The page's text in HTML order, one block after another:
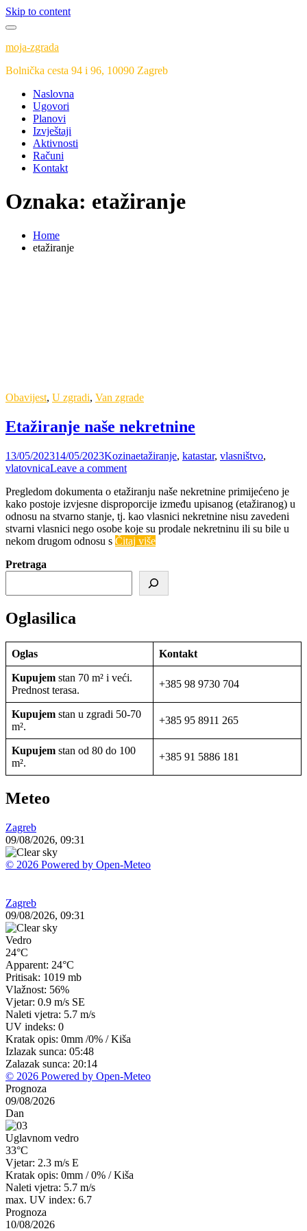
Skip to content
moja-zgrada
Bolnička cesta 94 i 96, 10090 Zagreb
Naslovna
Ugovori
Planovi
Izvještaji
Aktivnosti
Računi
Kontakt
Oznaka: etažiranje
Home
etažiranje
Obavijest, U zgradi, Van zgrade
Etažiranje naše nekretnine
13/05/202314/05/2023Kozinaetažiranje, katastar, vlasništvo,
vlatovnicaLeave a comment
Pregledom dokumenta o etažiranju naše nekretnine primijećeno je
kako postoje izvjesne disproporcije između upisanog (etažiranog) u
odnosu na stvarno stanje, tj. kao vlasnici nekretnine nisu zavedeni
stvarni vlasnici nego osobe koje su prodale nekretninu ili su bile u
nekom drugom odnosu s Čitaj više
Pretraga
Oglasilica
Oglas Kontakt
Kupujem stan 70 m² i veći.
Prednost terasa.
+385 98 9730 704
Kupujem stan u zgradi 50-70
m².
+385 95 8911 265
Kupujem stan od 80 do 100
m².
+385 91 5886 181
Meteo
Zagreb
09/08/2026, 09:31
© 2026 Powered by Open-Meteo
Zagreb
09/08/2026, 09:31
Vedro
24°C
Apparent: 24°C
Pritisak: 1019 mb
Vlažnost: 56%
Vjetar: 0.9 m/s SE
Naleti vjetra: 5.7 m/s
UV indeks: 0
Kratak opis: 0mm /0% /Kiša
Izlazak sunca: 05:48
Zalazak sunca: 20:14
© 2026 Powered by Open-Meteo
Prognoza
09/08/2026
Dan
Uglavnom vedro
33°C
Vjetar: 2.3 m/s E
Kratak opis: 0mm /0% /Kiša
Naleti vjetra: 5.7 m/s
max. UV index: 6.7
Prognoza
10/08/2026